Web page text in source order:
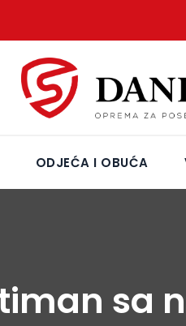
ODJEĆA I OBUĆA
sa